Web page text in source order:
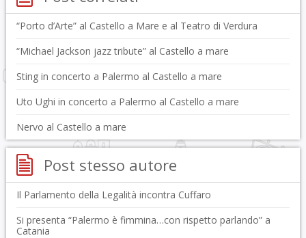
“Porto d’Arte” al Castello a Mare e al Teatro di Verdura
“Michael Jackson jazz tribute” al Castello a mare
Sting in concerto a Palermo al Castello a mare
Uto Ughi in concerto a Palermo al Castello a mare
Nervo al Castello a mare
Post stesso autore
Il Parlamento della Legalità incontra Cuffaro
Si presenta “Palermo è fimmina…con rispetto parlando” a
Catania